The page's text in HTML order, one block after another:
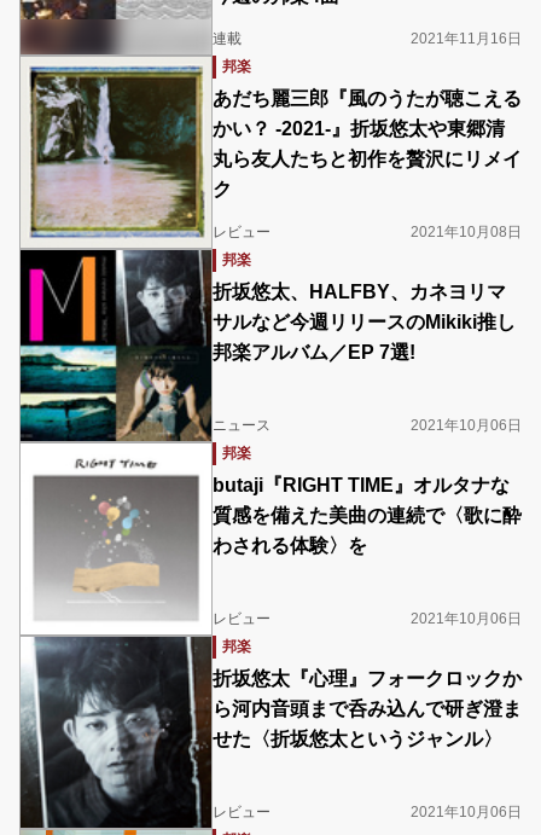
連載
2021年11月16日
邦楽
あだち麗三郎『風のうたが聴こえる
かい？ -2021-』折坂悠太や東郷清
丸ら友人たちと初作を贅沢にリメイ
ク
レビュー
2021年10月08日
邦楽
折坂悠太、HALFBY、カネヨリマ
サルなど今週リリースのMikiki推し
邦楽アルバム／EP 7選!
ニュース
2021年10月06日
邦楽
butaji『RIGHT TIME』オルタナな
質感を備えた美曲の連続で〈歌に酔
わされる体験〉を
レビュー
2021年10月06日
邦楽
折坂悠太『心理』フォークロックか
ら河内音頭まで呑み込んで研ぎ澄ま
せた〈折坂悠太というジャンル〉
レビュー
2021年10月06日